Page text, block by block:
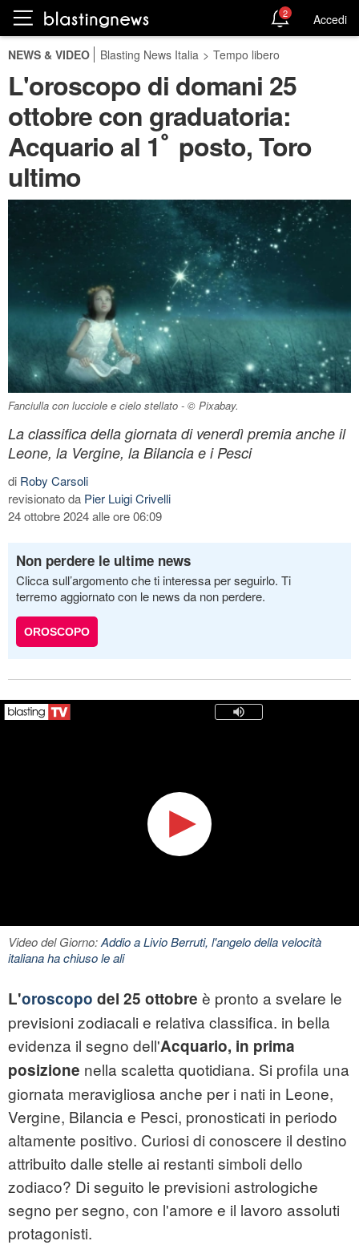
2 Accedi
NEWS & VIDEO Blasting News Italia > Tempo libero
L'oroscopo di domani 25
ottobre con graduatoria:
Acquario al 1ﾟ posto, Toro
ultimo
Fanciulla con lucciole e cielo stellato - © Pixabay.
La classifica della giornata di venerdì premia anche il
Leone, la Vergine, la Bilancia e i Pesci
di Roby Carsoli
revisionato da Pier Luigi Crivelli
24 ottobre 2024 alle ore 06:09
Non perdere le ultime news
Clicca sull’argomento che ti interessa per seguirlo. Ti
terremo aggiornato con le news da non perdere.
OROSCOPO
Video del Giorno:Addio a Livio Berruti, l'angelo della velocità
italiana ha chiuso le ali
L'oroscopo del 25 ottobre è pronto a svelare le
previsioni zodiacali e relativa classifica. in bella
evidenza il segno dell'Acquario, in prima
posizione nella scaletta quotidiana. Si profila una
giornata meravigliosa anche per i nati in Leone,
Vergine, Bilancia e Pesci, pronosticati in periodo
altamente positivo. Curiosi di conoscere il destino
attribuito dalle stelle ai restanti simboli dello
zodiaco? Di seguito le previsioni astrologiche
segno per segno, con l'amore e il lavoro assoluti
protagonisti.